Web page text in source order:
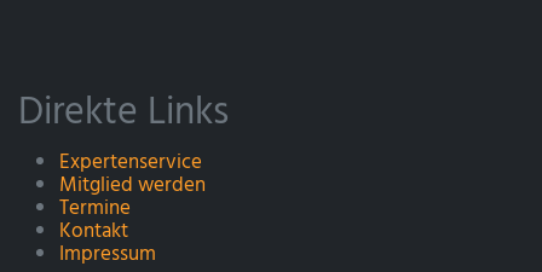
Direkte Links
Expertenservice
Mitglied werden
Termine
Kontakt
Impressum